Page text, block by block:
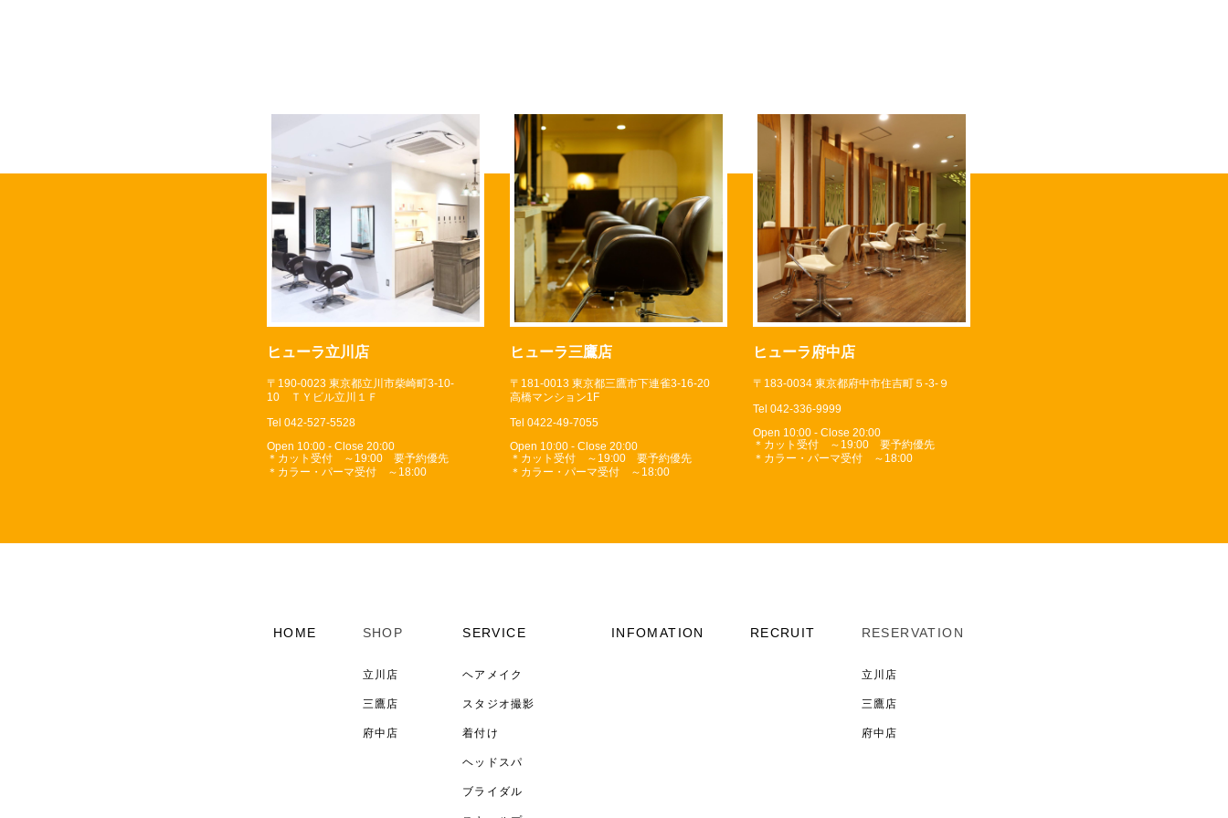
ヒューラ立川店
〒190-0023 東京都立川市柴崎町3-10-
10 ＴＹビル立川１Ｆ
Tel 042-527-5528
Open 10:00 - Close 20:00
＊カット受付 ～19:00 要予約優先
＊カラー・パーマ受付 ～18:00
ヒューラ三鷹店
〒181-0013 東京都三鷹市下連雀3-16-20
高橋マンション1F
Tel 0422-49-7055
Open 10:00 - Close 20:00
＊カット受付 ～19:00 要予約優先
＊カラー・パーマ受付 ～18:00
ヒューラ府中店
〒183-0034 東京都府中市住吉町５-3-９
Tel 042-336-9999
Open 10:00 - Close 20:00
＊カット受付 ～19:00 要予約優先
＊カラー・パーマ受付 ～18:00
HOME SHOP
立川店
三鷹店
府中店
SERVICE
ヘアメイク
スタジオ撮影
着付け
ヘッドスパ
ブライダル
INFOMATION RECRUIT RESERVATION
立川店
三鷹店
府中店